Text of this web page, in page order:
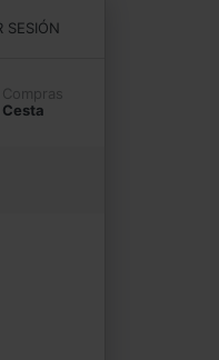
SESIÓN
Compras
Cesta